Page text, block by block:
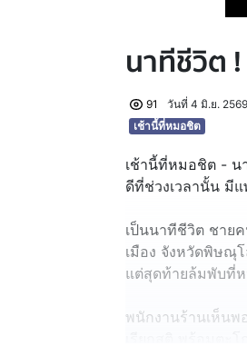
นาทีชีวิต
91
วันที่ 4 มิ.ย.
เช้านี้ที่หมอชิต
เช้านี้ที่หมอชิต - น
ดีที่ช่วงเวลานั้น มี
เป็นนาทีชีวิต ชาย
เมือง จังหวัดพิษณุ
แต่สุดท้ายล้มพับที่
พนักงานร้านเห็นพ